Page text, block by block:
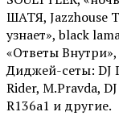
ШАТЯ, Jazzhouse
узнает», black
«Ответы
Диджей-сеты: DJ
Rider, М.Pravda,
R136a1 и другие.